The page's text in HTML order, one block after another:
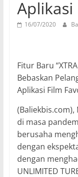
Aplikasi
16/07/2020
Fitur Baru
Bebaskan
Aplikasi Film
di masa
berusaha
dengan
dengan
UNLIMITED